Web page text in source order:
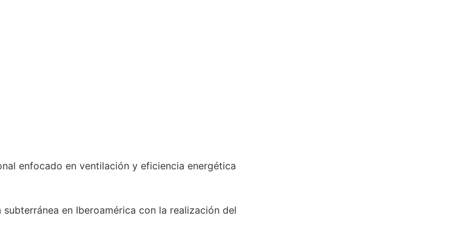
enfocado en ventilación y eficiencia energética
en Iberoamérica con la realización del